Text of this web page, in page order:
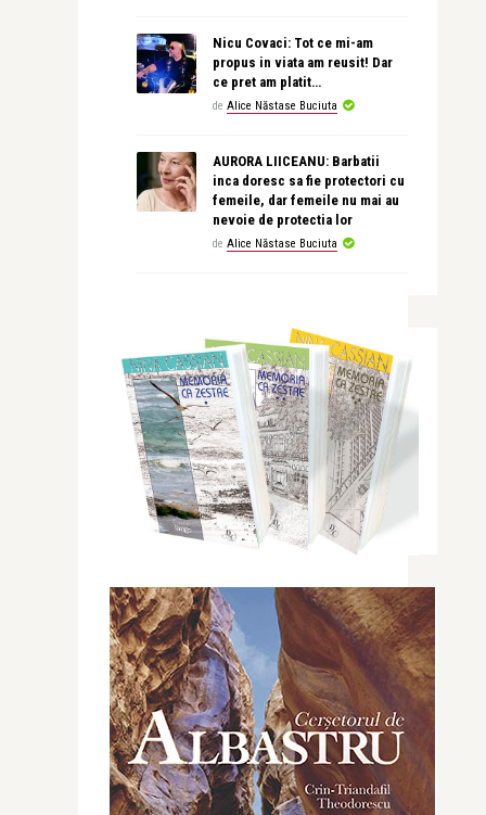
Nicu Covaci: Tot ce mi-am
propus in viata am reusit! Dar
ce pret am platit…
de Alice Năstase Buciuta
AURORA LIICEANU: Barbatii
inca doresc sa fie protectori cu
femeile, dar femeile nu mai au
nevoie de protectia lor
de Alice Năstase Buciuta